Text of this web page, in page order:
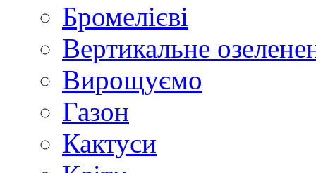
Бромелієві
Вертикальне
Вирощуємо
Газон
Кактуси